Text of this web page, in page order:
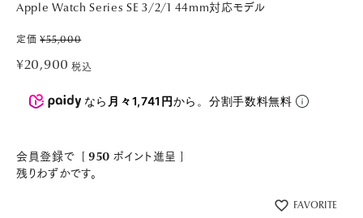
Apple Watch Series SE 3/2/1 44mm対応モデル
定価 ¥55,000
¥20,900 税込
なら 月々1,741円から。分割手数料無料
会員登録で [ 950 ポイント進呈 ]
残りわずかです。
FAVORITE